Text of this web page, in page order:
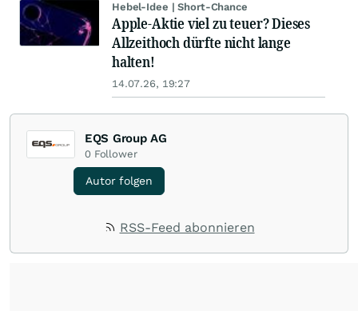
Hebel-Idee | Short-Chance
Apple-Aktie viel zu teuer? Dieses
Allzeithoch dürfte nicht lange
halten!
14.07.26, 19:27
EQS Group AG
0 Follower
Autor folgen
RSS-Feed abonnieren